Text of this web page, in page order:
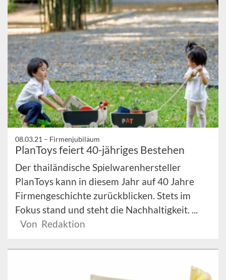
08.03.21 – Firmenjubiläum
PlanToys feiert 40-jähriges Bestehen
Der thailändische Spielwarenhersteller
PlanToys kann in diesem Jahr auf 40 Jahre
Firmengeschichte zurückblicken. Stets im
Fokus stand und steht die Nachhaltigkeit. ...
Von Redaktion